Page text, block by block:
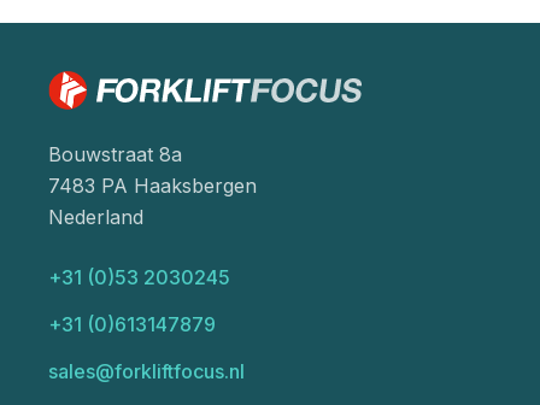
Bouwstraat 8a
7483 PA Haaksbergen
Nederland
+31 (0)53 2030245
+31 (0)613147879
sales@forkliftfocus.nl